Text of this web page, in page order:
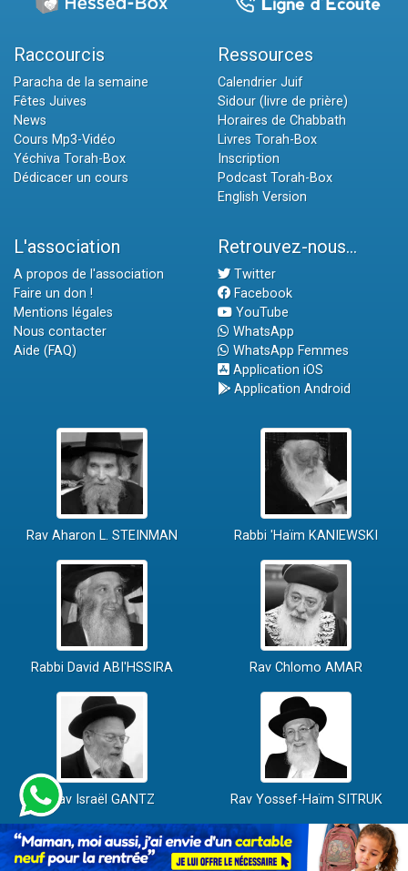
Raccourcis
Paracha de la semaine
Fêtes Juives
News
Cours Mp3-Vidéo
Yéchiva Torah-Box
Dédicacer un cours
Ressources
Calendrier Juif
Sidour (livre de prière)
Horaires de Chabbath
Livres Torah-Box
Inscription
Podcast Torah-Box
English Version
L'association
A propos de l'association
Faire un don !
Mentions légales
Nous contacter
Aide (FAQ)
Retrouvez-nous...
Twitter
Facebook
YouTube
WhatsApp
WhatsApp Femmes
Application iOS
Application Android
Rav Aharon L. STEINMAN Rabbi 'Haïm KANIEWSKI
Rabbi David ABI'HSSIRA Rav Chlomo AMAR
Rav Israël GANTZ Rav Yossef-Haïm SITRUK